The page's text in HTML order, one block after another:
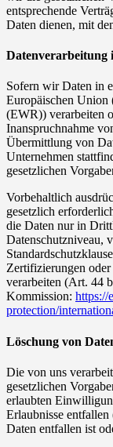
entsprechende
Daten dienen, mit
Sofern wir Daten in
Europäischen Union
(EWR)) verarbeiten
Inanspruchnahme
Übermittlung von
Unternehmen
gesetzlichen
Vorbehaltlich
gesetzlich
die Daten nur in
Datenschutzniveau,
Zertifizierungen
verarbeiten (Art. 44
Kommission: https://
protection/
Löschung von
Die von uns
gesetzlichen
erlaubten
Erlaubnisse
Daten entfallen ist